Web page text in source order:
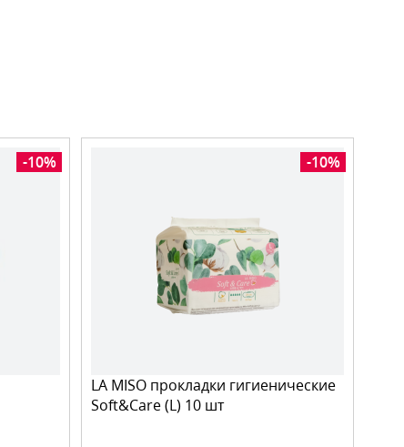
-10% -10%
LA MISO прокладки гигиенические
Soft&Care (L) 10 шт